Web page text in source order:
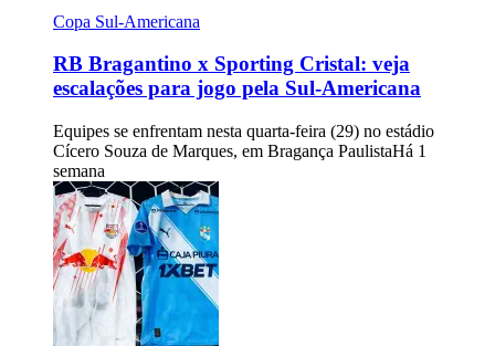
Copa Sul-Americana
RB Bragantino x Sporting Cristal: veja
escalações para jogo pela Sul-Americana
Equipes se enfrentam nesta quarta-feira (29) no estádio
Cícero Souza de Marques, em Bragança PaulistaHá 1
semana